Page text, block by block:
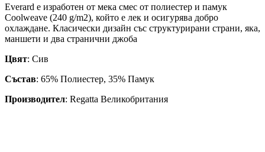
Everard е изработен от мека смес от полиестер и памук
Coolweave (240 g/m2), който е лек и осигурява добро
охлаждане. Класически дизайн със структурирани страни, яка,
маншети и два странични джоба
Цвят: Сив
Състав: 65% Полиестер, 35% Памук
Производител: Regatta Великобритания